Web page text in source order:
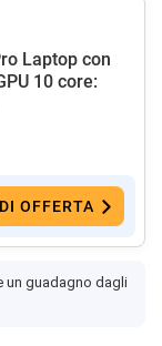
Laptop con
10 core:
OFFERTA
un guadagno dagli